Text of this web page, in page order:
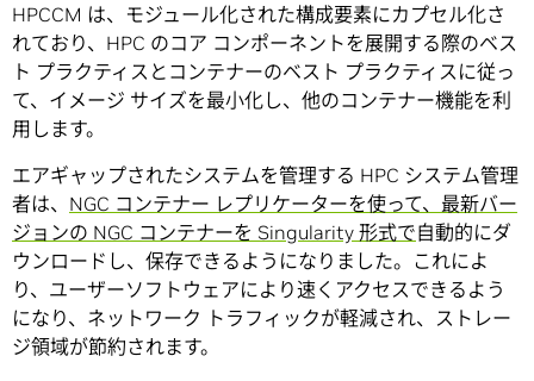
HPCCM は、モジュール化された構成要素にカプセル化さ
れており、HPC のコア コンポーネントを展開する際のベス
ト プラクティスとコンテナーのベスト プラクティスに従っ
て、イメージ サイズを最小化し、他のコンテナー機能を利
用します。
エアギャップされたシステムを管理する HPC システム管理
者は、 NGC コンテナー レプリケーターを使って、最新バー
ジョンの NGC コンテナーを Singularity 形式で自動的にダ
ウンロードし、保存できるようになりました。これによ
り、ユーザーソフトウェアにより速くアクセスできるよう
になり、ネットワーク トラフィックが軽減され、ストレー
ジ領域が節約されます。